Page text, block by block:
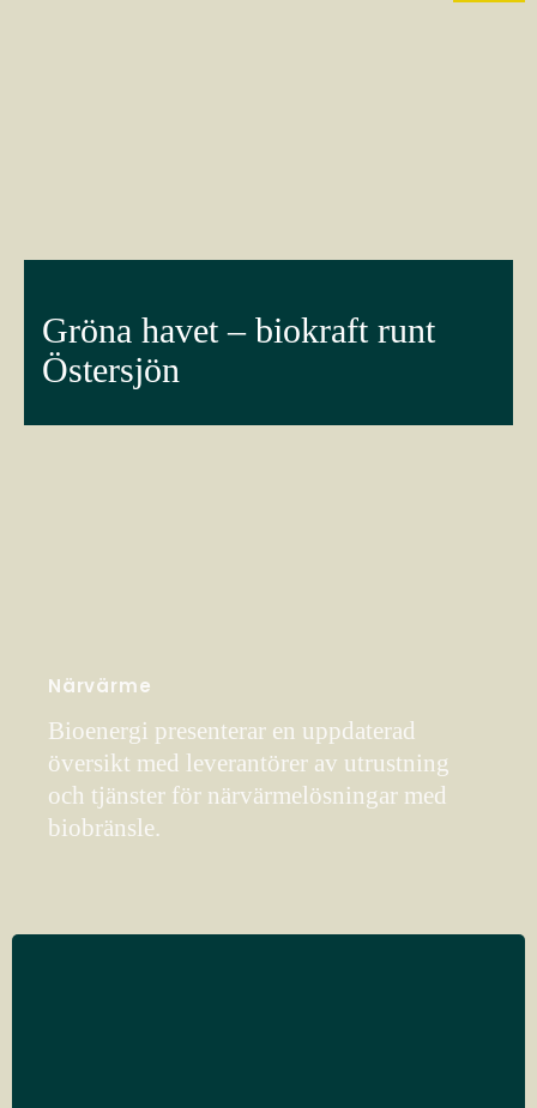
Gröna havet – biokraft runt
Östersjön
Närvärme
Bioenergi presenterar en uppdaterad
översikt med leverantörer av utrustning
och tjänster för närvärmelösningar med
biobränsle.